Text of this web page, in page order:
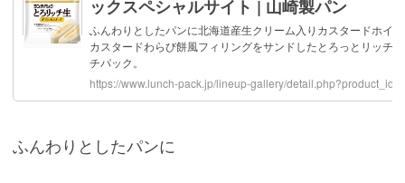
ふんわりとしたパンに